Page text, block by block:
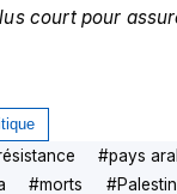
court pour
#pays
#morts #